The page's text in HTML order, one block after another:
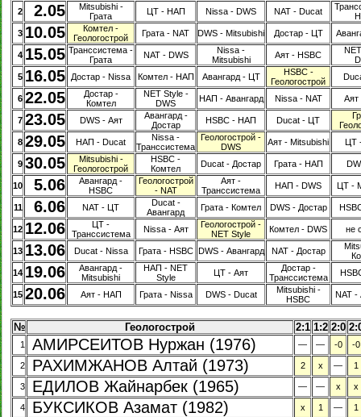
2
2.05
Mitsubishi -
Грата
ЦТ - НАП Nissa - DWS NAT - Ducat
3 10.05
Комтел -
Геологострой
Грата - NAT DWS - Mitsubishi Достар - ЦТ
4 15.05 Транссистема -
Грата
NAT - DWS
Nissa -
Mitsubishi
Аят - HSBC
5 16.05 Достар - Nissa Комтел - НАП Авангард - ЦТ
HSBC -
Геологострой
6 22.05
Достар -
Комтел
NET Style -
DWS
НАП - Авангард Nissa - NAT Аят
7 23.05 DWS - Аят
Авангард -
Достар
HSBC - НАП Ducat - ЦТ
8 29.05 НАП - Ducat
Nissa -
Транссистема
Геологострой -
DWS
Аят - Mitsubishi ЦТ
9 30.05
Mitsubishi -
Геологострой
HSBC -
Комтел
Ducat - Достар Грата - НАП
10 5.06
Авангард -
HSBC
Геологострой
- NAT
Аят -
Транссистема
НАП - DWS ЦТ -
11 6.06 NAT - ЦТ
Ducat -
Авангард
Грата - Комтел DWS - Достар
12 12.06
ЦТ -
Транссистема
Nissa - Аят
Геологострой -
NET Style
Комтел - DWS не
13 13.06 Ducat - Nissa Грата - HSBC DWS - Авангард NAT - Достар
14 19.06
Авангард -
Mitsubishi
НАП - NET
Style
ЦТ - Аят
Достар -
Транссистема
15 20.06 Аят - НАП Грата - Nissa DWS - Ducat
Mitsubishi -
HSBC
NAT -
№ Геологострой 2:1 1:2 2:0
1 АМИРСЕИТОВ Нуржан (1976) — — -0 -0
2 РАХИМЖАНОВ Алтай (1973) 2 х — 1
3 ЕДИЛОВ Жайнарбек (1965) — — х х
4 БУКСИКОВ Азамат (1982) х 1 — 1